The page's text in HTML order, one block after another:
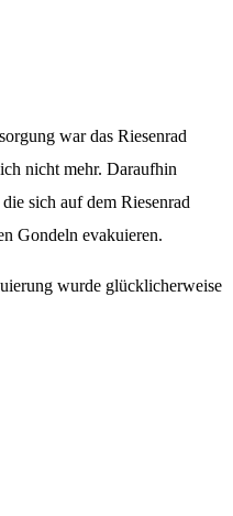
war das Riesenrad
nicht mehr. Daraufhin
sich auf dem Riesenrad
Gondeln evakuieren.
wurde glücklicherweise